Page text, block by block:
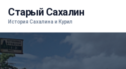
Старый Сахалин
История Сахалина и Курил